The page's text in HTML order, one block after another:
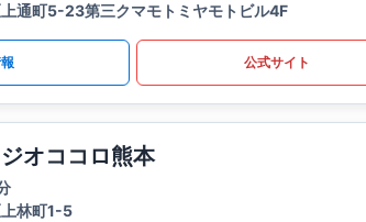
通町5-23第三クマモトミヤモトビル4F
公式サイト
オココロ熊本
林町1-5